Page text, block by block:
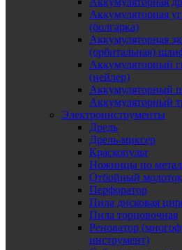
Аккумуляторная
(болгарка)
Аккумуляторная
(орбитальная)
Аккумуляторный
(нейлер)
Аккумуляторный
Аккумуляторный
Электроинструменты
Дрель
Дрель-миксер
Краскопульт
Ножницы по
Отбойный молоток
Перфоратор
Пила дисковая
Пила торцовочная
Реноватор
инструмент)